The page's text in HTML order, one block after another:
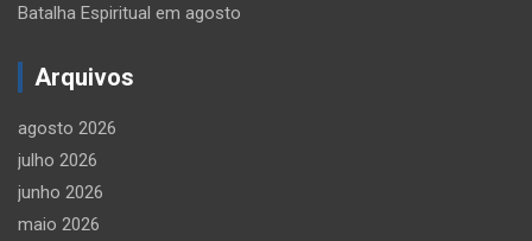
Batalha Espiritual em agosto
Arquivos
agosto 2026
julho 2026
junho 2026
maio 2026